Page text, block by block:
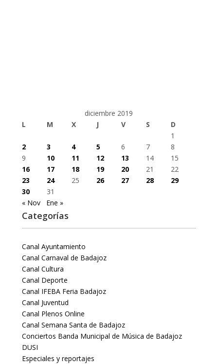
diciembre 2019
L
M X J V S
D
1
2
3 4 5 6 7
8
9
10 11 12 13 14
15
16
17 18 19 20 21
22
23
24 25 26 27 28
29
30
31
« Nov
Ene »
Categorías
Canal Ayuntamiento
Canal Carnaval de Badajoz
Canal Cultura
Canal Deporte
Canal IFEBA Feria Badajoz
Canal Juventud
Canal Plenos Online
Canal Semana Santa de Badajoz
Conciertos Banda Municipal de Música de Badajoz
DUSI
Especiales y reportajes